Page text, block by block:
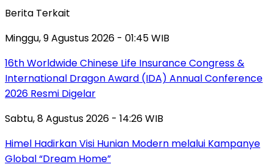
Berita Terkait
Minggu, 9 Agustus 2026 - 01:45 WIB
16th Worldwide Chinese Life Insurance Congress &
International Dragon Award (IDA) Annual Conference
2026 Resmi Digelar
Sabtu, 8 Agustus 2026 - 14:26 WIB
Himel Hadirkan Visi Hunian Modern melalui Kampanye
Global “Dream Home”